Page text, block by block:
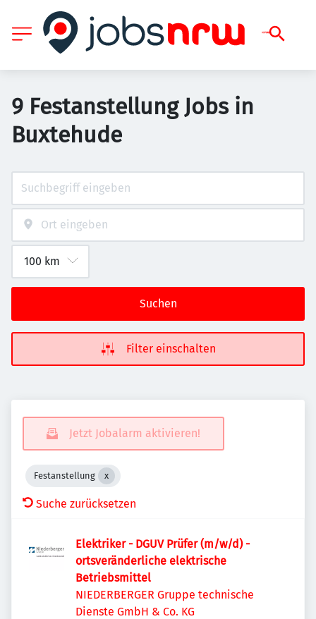
9 Festanstellung Jobs in
Buxtehude
Suchen
Filter einschalten
Jetzt Jobalarm aktivieren!
Festanstellung
Suche zurücksetzen
Elektriker - DGUV Prüfer (m/w/d) -
ortsveränderliche elektrische
Betriebsmittel
NIEDERBERGER Gruppe technische
Dienste GmbH & Co. KG